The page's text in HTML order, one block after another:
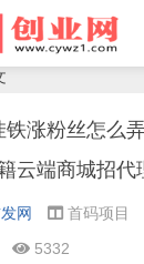
涨粉丝怎么
云端商城招代
网 首码项目
5332